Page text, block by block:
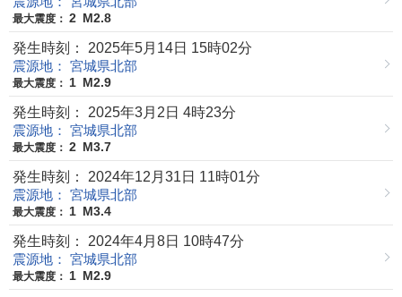
最大震度： 2 M2.8
発生時刻： 2025年5月14日 15時02分
震源地： 宮城県北部
最大震度： 1 M2.9
発生時刻： 2025年3月2日 4時23分
震源地： 宮城県北部
最大震度： 2 M3.7
発生時刻： 2024年12月31日 11時01分
震源地： 宮城県北部
最大震度： 1 M3.4
発生時刻： 2024年4月8日 10時47分
震源地： 宮城県北部
最大震度： 1 M2.9